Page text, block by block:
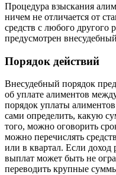
Процедура взыскания
ничем не отличается от
средств с любого другого
предусмотрен
Порядок действий
Внесудебный порядок
об уплате алиментов
порядок уплаты
сами определить, какую
того, можно оговорить
можно перечислять
или в квартал. Если доход
выплат может быть не
переводить крупные